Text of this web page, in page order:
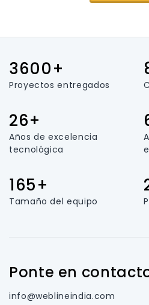
3600+
Proyectos entregados
26+
Años de excelencia
tecnológica
165+
Tamaño del equipo
Ponte en
info@weblineindia.com